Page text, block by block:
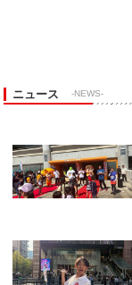
ニュース -NEWS-